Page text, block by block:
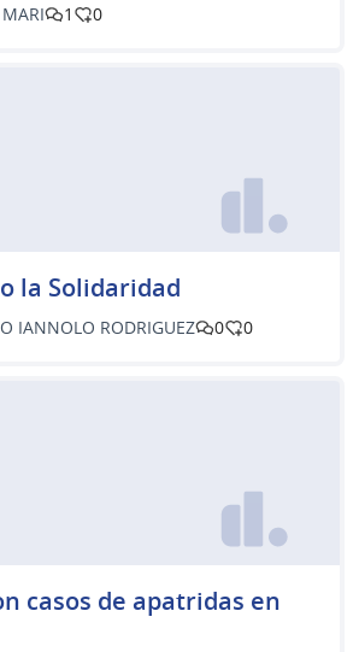
1 0
la Solidaridad
IANNOLO RODRIGUEZ 0 0
casos de apatridas en